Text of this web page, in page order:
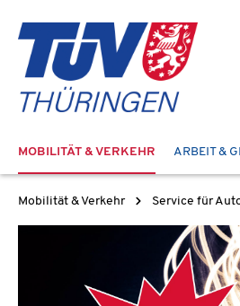
Hauptinhalt springen
Zur Suche springen
Zur Hauptnavigation springen
MOBILITÄT & VERKEHR ARBEIT &
Mobilität & Verkehr Service für